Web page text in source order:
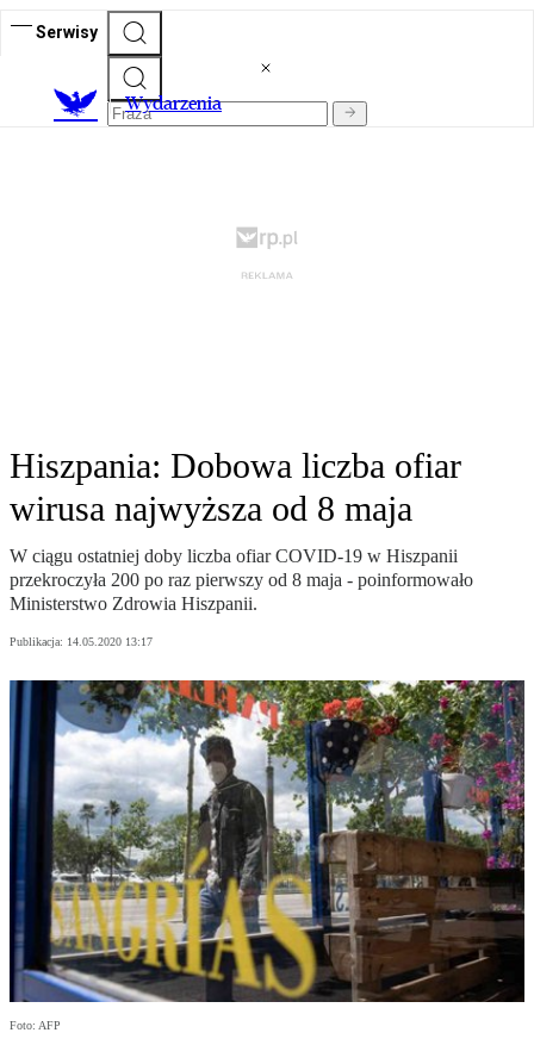
Serwisy
Wydarzenia
Hiszpania: Dobowa liczba ofiar
wirusa najwyższa od 8 maja
W ciągu ostatniej doby liczba ofiar COVID-19 w Hiszpanii
przekroczyła 200 po raz pierwszy od 8 maja - poinformowało
Ministerstwo Zdrowia Hiszpanii.
Publikacja: 14.05.2020 13:17
Foto: AFP